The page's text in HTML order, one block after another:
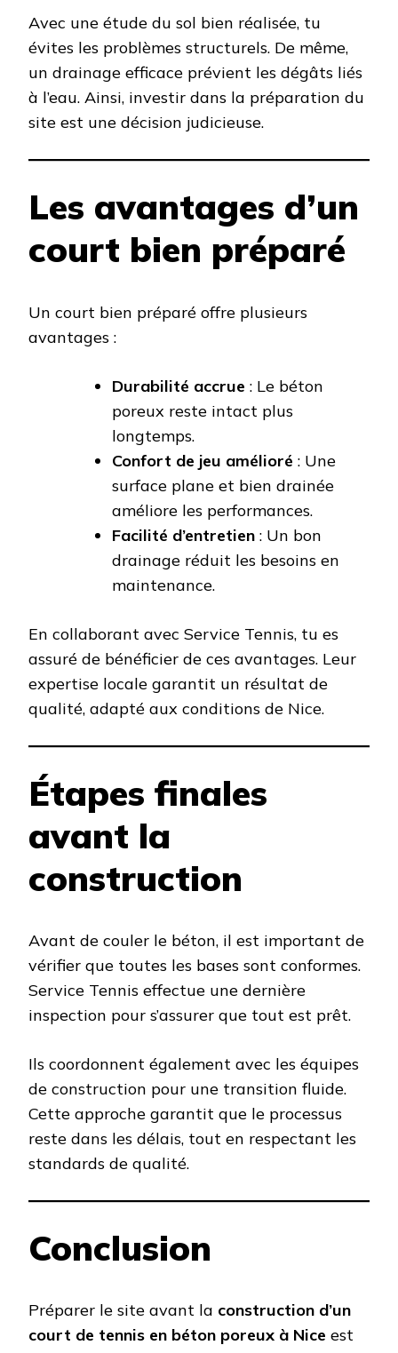
Avec une étude du sol bien réalisée, tu
évites les problèmes structurels. De même,
un drainage efficace prévient les dégâts liés
à l’eau. Ainsi, investir dans la préparation du
site est une décision judicieuse.
Les avantages d’un
court bien préparé
Un court bien préparé offre plusieurs
avantages :
Durabilité accrue : Le béton
poreux reste intact plus
longtemps.
Confort de jeu amélioré : Une
surface plane et bien drainée
améliore les performances.
Facilité d’entretien : Un bon
drainage réduit les besoins en
maintenance.
En collaborant avec Service Tennis, tu es
assuré de bénéficier de ces avantages. Leur
expertise locale garantit un résultat de
qualité, adapté aux conditions de Nice.
Étapes finales
avant la
construction
Avant de couler le béton, il est important de
vérifier que toutes les bases sont conformes.
Service Tennis effectue une dernière
inspection pour s’assurer que tout est prêt.
Ils coordonnent également avec les équipes
de construction pour une transition fluide.
Cette approche garantit que le processus
reste dans les délais, tout en respectant les
standards de qualité.
Conclusion
Préparer le site avant la construction d’un
court de tennis en béton poreux à Nice est